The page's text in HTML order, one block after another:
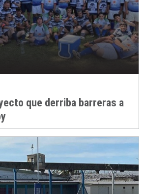
que derriba barreras a